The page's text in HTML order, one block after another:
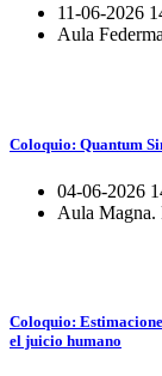
11-06-2026
Aula
Coloquio: Quantum
04-06-2026
Aula Magna.
Coloquio:
el juicio humano